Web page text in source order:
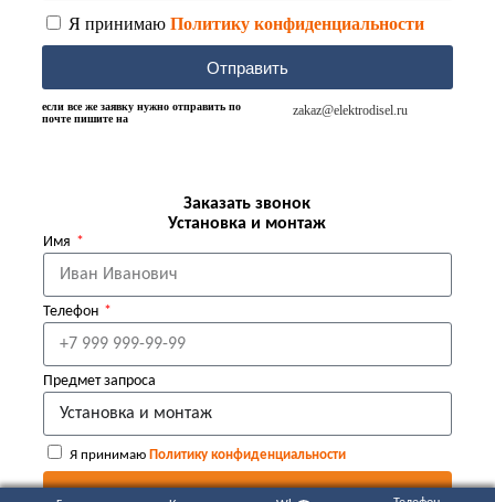
Я принимаю Политику конфиденциальности
Отправить
если все же заявку нужно отправить по
почте пишите на
zakaz@elektrodisel.ru
Заказать звонок
Установка и монтаж
Имя
Телефон
Предмет запроса
Я принимаю Политику конфиденциальности
ОТПРАВИТЬ